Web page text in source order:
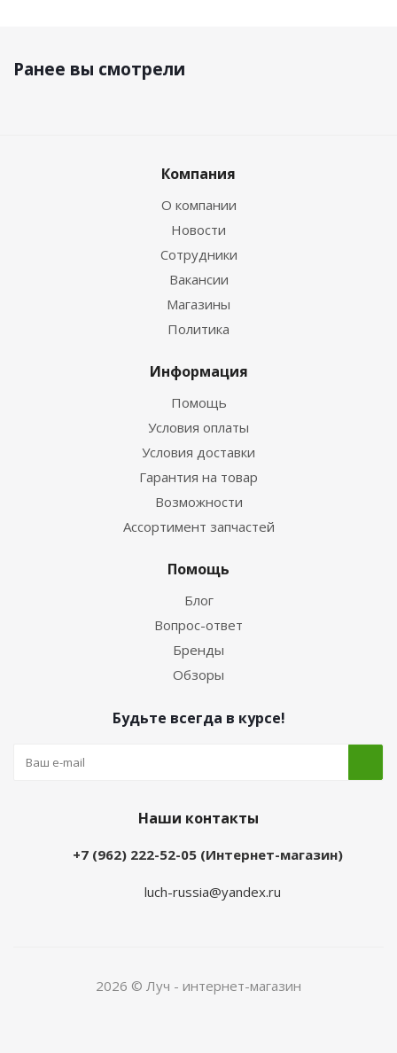
Ранее вы смотрели
Компания
О компании
Новости
Сотрудники
Вакансии
Магазины
Политика
Информация
Помощь
Условия оплаты
Условия доставки
Гарантия на товар
Возможности
Ассортимент запчастей
Помощь
Блог
Вопрос-ответ
Бренды
Обзоры
Будьте всегда в курсе!
Наши контакты
+7 (962) 222-52-05 (Интернет-магазин)
luch-russia@yandex.ru
2026 © Луч - интернет-магазин